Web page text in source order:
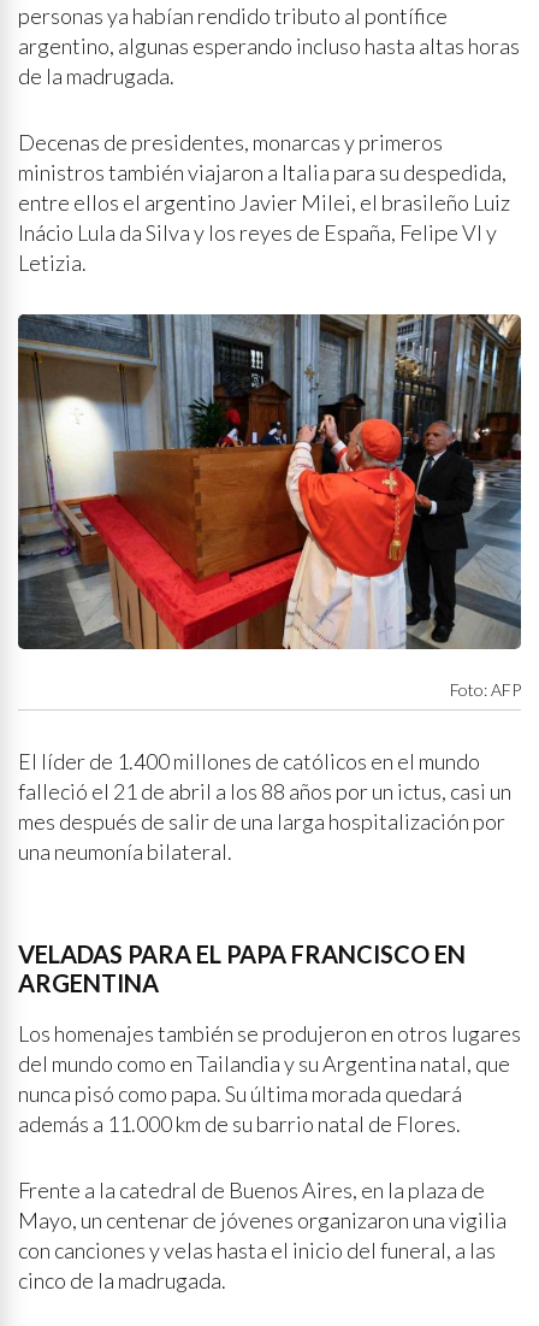
personas ya habían rendido tributo al pontífice
argentino, algunas esperando incluso hasta altas horas
de la madrugada.
Decenas de presidentes, monarcas y primeros
ministros también viajaron a Italia para su despedida,
entre ellos el argentino Javier Milei, el brasileño Luiz
Inácio Lula da Silva y los reyes de España, Felipe VI y
Letizia.
Foto: AFP
El líder de 1.400 millones de católicos en el mundo
falleció el 21 de abril a los 88 años por un ictus, casi un
mes después de salir de una larga hospitalización por
una neumonía bilateral.
VELADAS PARA EL PAPA FRANCISCO EN
ARGENTINA
Los homenajes también se produjeron en otros lugares
del mundo como en Tailandia y su Argentina natal, que
nunca pisó como papa. Su última morada quedará
además a 11.000 km de su barrio natal de Flores.
Frente a la catedral de Buenos Aires, en la plaza de
Mayo, un centenar de jóvenes organizaron una vigilia
con canciones y velas hasta el inicio del funeral, a las
cinco de la madrugada.